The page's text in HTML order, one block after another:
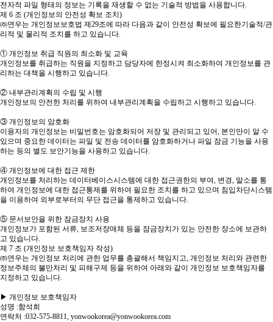
전자적 파일 형태의 정보는 기록을 재생할 수 없는 기술적 방법을 사용합니다.
제 6 조 (개인정보의 안전성 확보 조치)
㈜연우는 개인정보보호법 제29조에 따라 다음과 같이 안전성 확보에 필요한기술적/관
리적 및 물리적 조치를 하고 있습니다.
① 개인정보 취급 직원의 최소화 및 교육
개인정보를 취급하는 직원을 지정하고 담당자에 한정시켜 최소화하여 개인정보를 관
리하는 대책을 시행하고 있습니다.
② 내부관리계획의 수립 및 시행
개인정보의 안전한 처리를 위하여 내부관리계획을 수립하고 시행하고 있습니다.
③ 개인정보의 암호화
이용자의 개인정보는 비밀번호는 암호화되어 저장 및 관리되고 있어, 본인만이 알 수
있으며 중요한 데이터는 파일 및 전송 데이터를 암호화하거나 파일 잠금 기능을 사용
하는 등의 별도 보안기능을 사용하고 있습니다.
④ 개인정보에 대한 접근 제한
개인정보를 처리하는 데이터베이스시스템에 대한 접근권한의 부여, 변경, 말소를 통
하여 개인정보에 대한 접근통제를 위하여 필요한 조치를 하고 있으며 침입차단시스템
을 이용하여 외부로부터의 무단 접근을 통제하고 있습니다.
⑤ 문서보안을 위한 잠금장치 사용
개인정보가 포함된 서류, 보조저장매체 등을 잠금장치가 있는 안전한 장소에 보관하
고 있습니다.
제 7 조 (개인정보 보호책임자 작성)
㈜연우는 개인정보 처리에 관한 업무를 총괄해서 책임지고, 개인정보 처리와 관련한
정보주체의 불만처리 및 피해구제 등을 위하여 아래와 같이 개인정보 보호책임자를
지정하고 있습니다.
▶ 개인정보 보호책임자
성명 :함석희
연락처 :032-575-8811, yonwookorea@yonwookorea.com